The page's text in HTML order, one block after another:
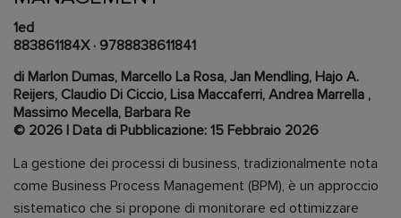
1ed
883861184X· 9788838611841
di Marlon Dumas, Marcello La Rosa, Jan Mendling, Hajo A.
Reijers, Claudio Di Ciccio, Lisa Maccaferri, Andrea Marrella ,
Massimo Mecella, Barbara Re
© 2026 | Data di Pubblicazione: 15 Febbraio 2026
La gestione dei processi di business, tradizionalmente nota
come Business Process Management (BPM), è un approccio
sistematico che si propone di monitorare ed ottimizzare